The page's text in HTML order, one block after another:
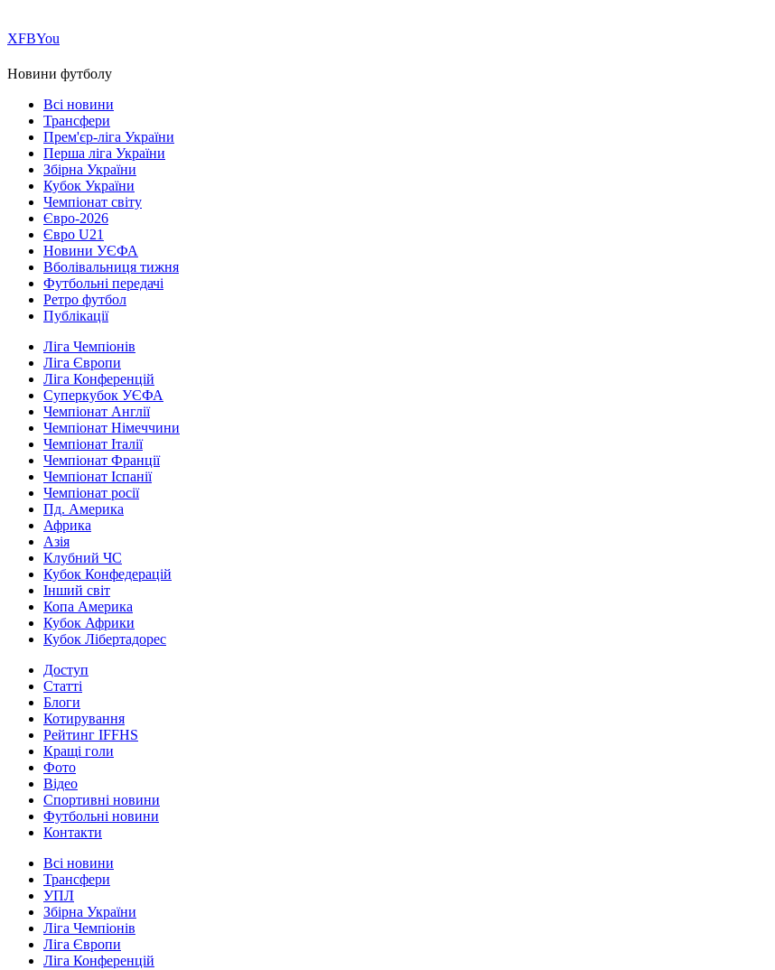
ХFBYou
Новини футболу
Всі новини
Трансфери
Прем'єр-ліга України
Перша ліга України
Збірна України
Кубок України
Чемпіонат світу
Євро-2026
Євро U21
Новини УЄФА
Вболівальниця тижня
Футбольні передачі
Ретро футбол
Публікації
Ліга Чемпіонів
Ліга Європи
Ліга Конференцій
Суперкубок УЄФА
Чемпіонат Англії
Чемпіонат Німеччини
Чемпіонат Італії
Чемпіонат Франції
Чемпіонат Іспанії
Чемпіонат росії
Пд. Америка
Африка
Азія
Клубний ЧС
Кубок Конфедерацій
Інший світ
Копа Америка
Кубок Африки
Кубок Лібертадорес
Доступ
Статті
Блоги
Котирування
Рейтинг IFFHS
Кращі голи
Фото
Відео
Спортивні новини
Футбольні новини
Контакти
Всі новини
Трансфери
УПЛ
Збірна України
Ліга Чемпіонів
Ліга Європи
Ліга Конференцій